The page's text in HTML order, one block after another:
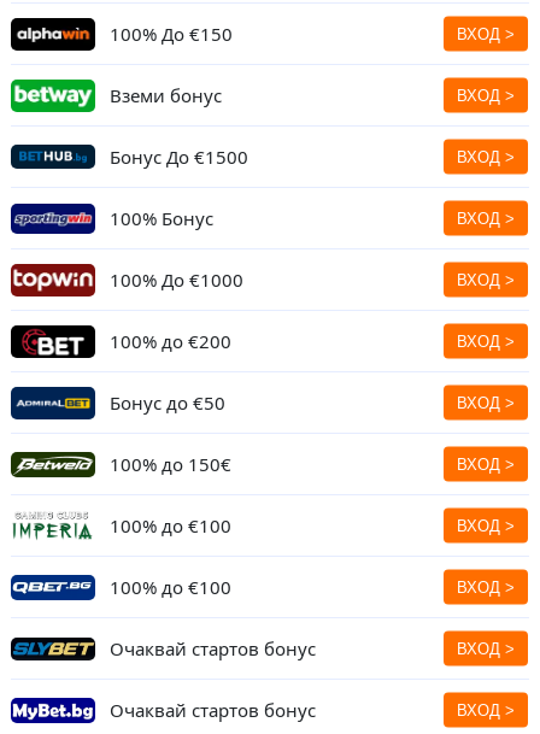
100% До €150
Вземи бонус
Бонус До €1500
100% Бонус
100% До €1000
100% до €200
Бонус до €50
100% до 150€
100% до €100
100% до €100
Очаквай стартов бонус
Очаквай стартов бонус